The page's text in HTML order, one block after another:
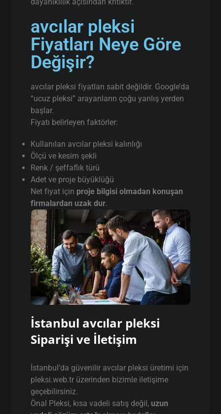
Ucuz malzeme değil,doğru avcılar pleksi
sunuyoruz.
Pleksi tabela ve yönlendirme sistemleri
Mağaza vitrin ve stand uygulamaları
Ofis içi bölme ve dekorasyon
Endüstriyel koruyucu paneller
Özel tasarım mimari projeler
Her proje için kullanılan avcılar pleksi türü
farklıdır. Bu yüzden
dayanıklılık açısından kritiktir.
avcılar pleksi
Fiyatları Neye Göre
Değişir?
avcılar pleksi fiyatları sabit değildir. Google’da
“ucuz pleksi” arayanların çoğu yanlış yerden
başlar.
Fiyatı belirleyen faktörler:
Kullanılan avcılar pleksi kalınlığı
Ölçü ve kesim şekli
Renk / şeffaflık türü
Adet ve proje büyüklüğü
firmalardan uzak dur